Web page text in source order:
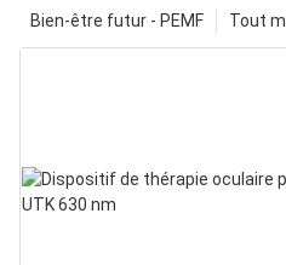
Tout
Bien-être futur - PEMF